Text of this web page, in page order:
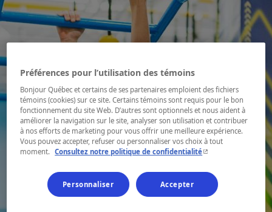
Préférences pour l’utilisation des témoins
Bonjour Québec et certains de ses partenaires emploient des fichiers
témoins (cookies) sur ce site. Certains témoins sont requis pour le bon
fonctionnement du site Web. D’autres sont optionnels et nous aident à
améliorer la navigation sur le site, analyser son utilisation et contribuer
à nos efforts de marketing pour vous offrir une meilleure expérience.
Vous pouvez accepter, refuser ou personnaliser vos choix à tout
moment. Consultez notre politique de confidentialité- Cet hyperlien
Personnaliser Accepter